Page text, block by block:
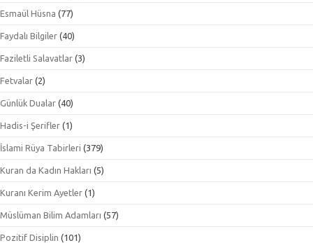
Esmaül Hüsna (77)
Faydalı Bilgiler (40)
Faziletli Salavatlar (3)
Fetvalar (2)
Günlük Dualar (40)
Hadis-i Şerifler (1)
İslami Rüya Tabirleri (379)
Kuran da Kadın Hakları (5)
Kuranı Kerim Ayetler (1)
Müslüman Bilim Adamları (57)
Pozitif Disiplin (101)